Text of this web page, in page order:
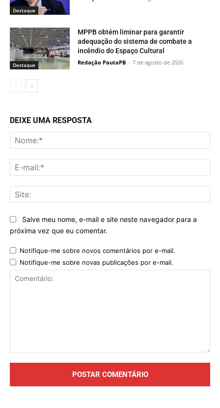
Destaque
Destaque
MPPB obtém liminar para garantir
adequação do sistema de combate a
incêndio do Espaço Cultural
Redação PautaPB - 7 de agosto de 2026
DEIXE UMA RESPOSTA
Salve meu nome, e-mail e site neste navegador para a
próxima vez que eu comentar.
Notifique-me sobre novos comentários por e-mail.
Notifique-me sobre novas publicações por e-mail.